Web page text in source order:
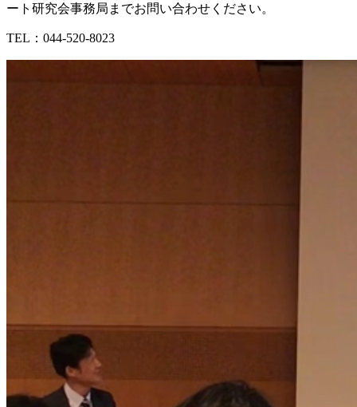
ート研究会事務局までお問い合わせください。
TEL：044-520-8023